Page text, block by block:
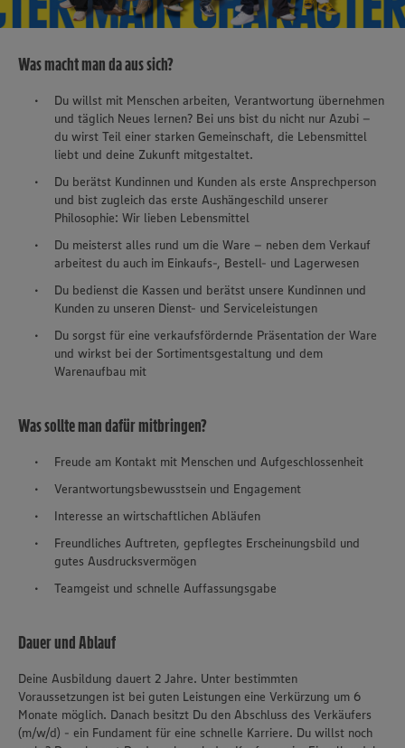
Was macht man da aus sich?
Du willst mit Menschen arbeiten, Verantwortung übernehmen
und täglich Neues lernen? Bei uns bist du nicht nur Azubi –
du wirst Teil einer starken Gemeinschaft, die Lebensmittel
liebt und deine Zukunft mitgestaltet.
Du berätst Kundinnen und Kunden als erste Ansprechperson
und bist zugleich das erste Aushängeschild unserer
Philosophie: Wir lieben Lebensmittel
Du meisterst alles rund um die Ware – neben dem Verkauf
arbeitest du auch im Einkaufs-, Bestell- und Lagerwesen
Du bedienst die Kassen und berätst unsere Kundinnen und
Kunden zu unseren Dienst- und Serviceleistungen
Du sorgst für eine verkaufsfördernde Präsentation der Ware
und wirkst bei der Sortimentsgestaltung und dem
Warenaufbau mit
Was sollte man dafür mitbringen?
Freude am Kontakt mit Menschen und Aufgeschlossenheit
Verantwortungsbewusstsein und Engagement
Interesse an wirtschaftlichen Abläufen
Freundliches Auftreten, gepflegtes Erscheinungsbild und
gutes Ausdrucksvermögen
Teamgeist und schnelle Auffassungsgabe
Dauer und Ablauf
Deine Ausbildung dauert 2 Jahre. Unter bestimmten
Voraussetzungen ist bei guten Leistungen eine Verkürzung um 6
Monate möglich. Danach besitzt Du den Abschluss des Verkäufers
(m/w/d) - ein Fundament für eine schnelle Karriere. Du willst noch